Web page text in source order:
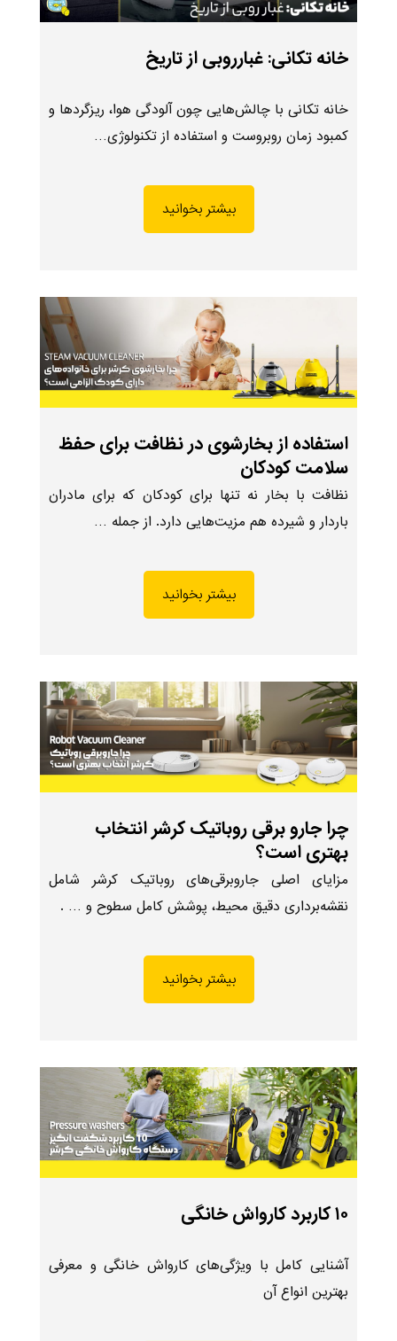
خانه تکانی: غبارروبی از تاریخ
خانه تکانی با چالش‌هایی چون آلودگی هوا، ریزگردها و
کمبود زمان روبروست و استفاده از تکنولوژی…
بیشتر بخوانید
استفاده از بخارشوی در نظافت برای حفظ
سلامت کودکان
نظافت با بخار نه تنها برای کودکان که برای مادران
باردار و شیرده هم مزیت‌هایی دارد. از جمله …
بیشتر بخوانید
چرا جارو برقی روباتیک کرشر انتخاب
بهتری است؟
مزایای اصلی جاروبرقی‌های روباتیک کرشر شامل
نقشه‌برداری دقیق محیط، پوشش کامل سطوح و … .
بیشتر بخوانید
۱۰ کاربرد کارواش خانگی
آشنایی کامل با ویژگی‌های کارواش خانگی و معرفی
بهترین انواع آن